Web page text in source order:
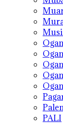
Musi
PALI